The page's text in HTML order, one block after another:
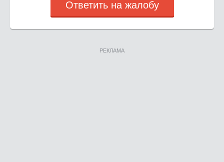
Ответить на жалобу
РЕКЛАМА